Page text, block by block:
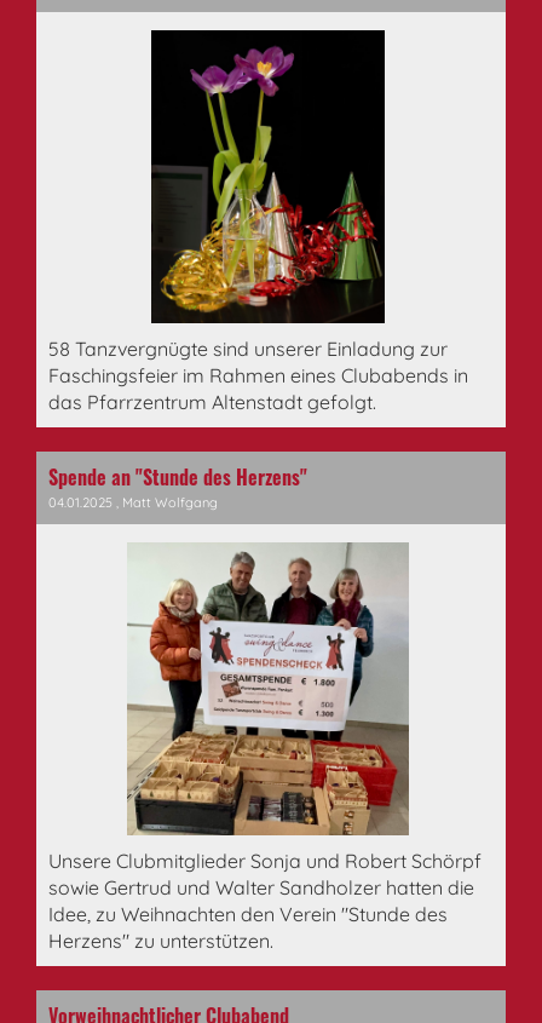
58 Tanzvergnügte sind unserer Einladung zur
Faschingsfeier im Rahmen eines Clubabends in
das Pfarrzentrum Altenstadt gefolgt.
Spende an "Stunde des Herzens"
04.01.2025 , Matt Wolfgang
Unsere Clubmitglieder Sonja und Robert Schörpf
sowie Gertrud und Walter Sandholzer hatten die
Idee, zu Weihnachten den Verein "Stunde des
Herzens" zu unterstützen.
Vorweihnachtlicher Clubabend